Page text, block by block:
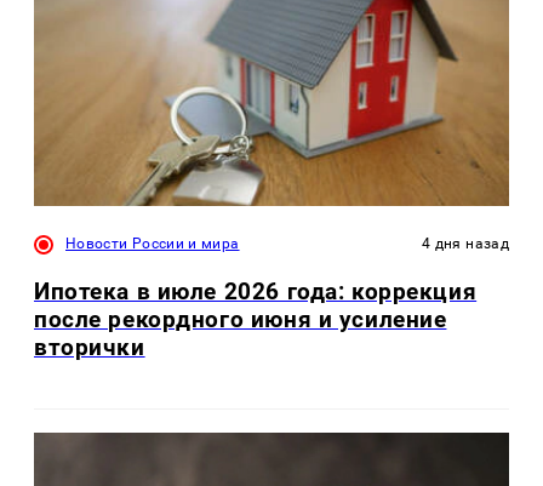
Новости России и мира 4 дня назад
Ипотека в июле 2026 года: коррекция
после рекордного июня и усиление
вторички